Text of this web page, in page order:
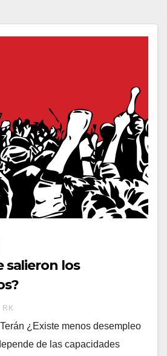
salieron los
RK
¿Existe menos desempleo
de las capacidades